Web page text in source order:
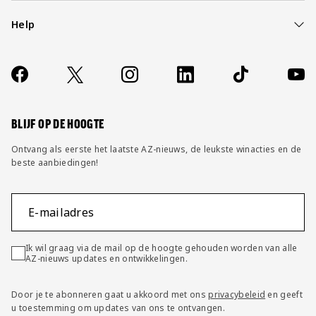
Help
Contact
FAQ
Socials
https://www.facebook.com/AZAlkmaar
X Instagram LinkedIn TikTok
BLIJF OP DE HOOGTE
Ontvang als eerste het laatste AZ-nieuws, de leukste winacties en de
beste aanbiedingen!
E-mailadres
Ik wil graag via de mail op de hoogte gehouden worden van alle
AZ-nieuws updates en ontwikkelingen.
Door je te abonneren gaat u akkoord met onsprivacybeleid en geeft
u toestemming om updates van ons te ontvangen.